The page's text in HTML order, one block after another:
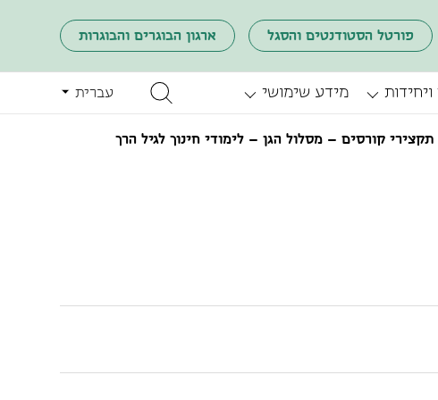
פורטל הסטודנטים והסגל ארגון הבוגרים והבוגרות
מידע שימושי עברית
תקצירי קורסים – מסלול הגן – לימודי חינוך לגיל הרך